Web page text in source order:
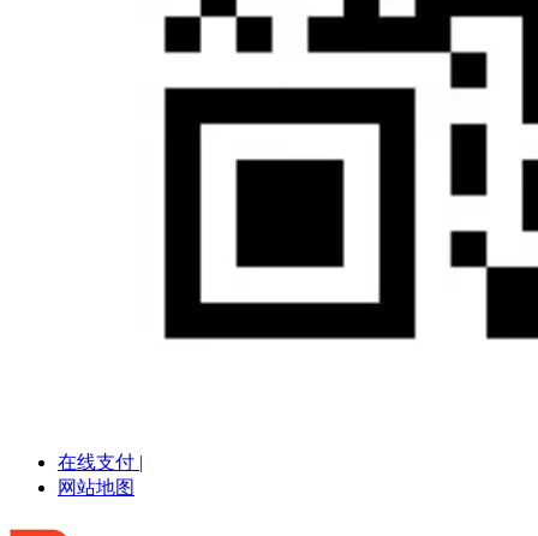
在线支付 |
网站地图